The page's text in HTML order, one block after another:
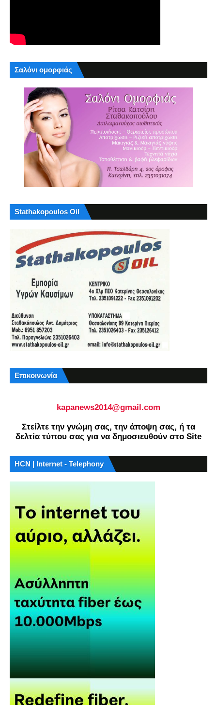
Σαλόνι ομορφιάς
Stathakopoulos Oil
Επικοινωνία
kapanews2014@gmail.com
Στείλτε την γνώμη σας, την άποψη σας, ή τα
δελτία τύπου σας για να δημοσιευθούν στο Site
HCN | Internet - Telephony